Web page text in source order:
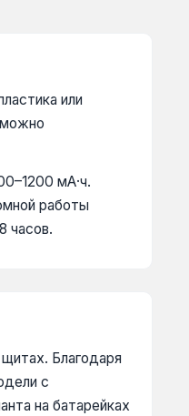
или
можно
мА·ч.
работы
часов.
Благодаря
с
на батарейках